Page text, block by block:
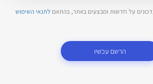
עדכונים על חדשות ומבצעים באתר, בהתאם לתנאי השימוש
הרשם עכשיו